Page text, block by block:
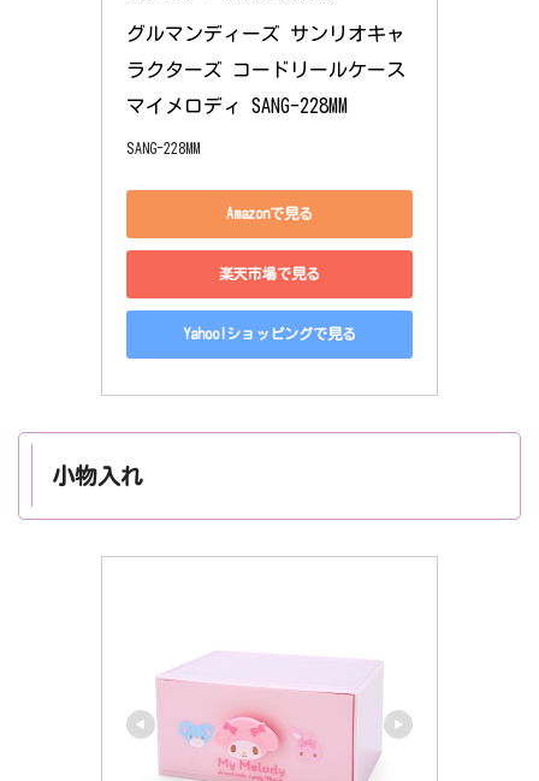
グルマンディーズ サンリオキャ
ラクターズ コードリールケース
マイメロディ SANG-228MM
SANG-228MM
Amazonで見る
楽天市場で見る
Yahoo!ショッピングで見る
小物入れ